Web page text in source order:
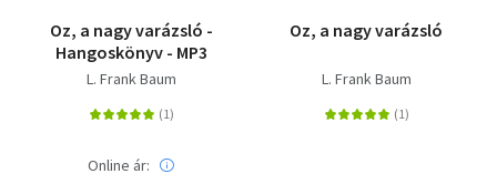
Oz, a nagy varázsló -
Hangoskönyv - MP3
L. Frank Baum
Online ár:
Oz, a nagy varázsló
L. Frank Baum